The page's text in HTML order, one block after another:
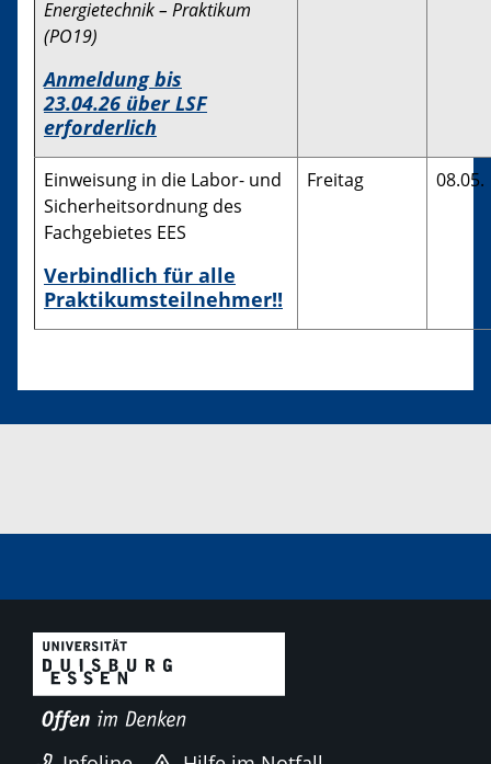
Energietechnik – Praktikum
(PO19)
Anmeldung bis
23.04.26 über LSF
erforderlich
Einweisung in die Labor- und
Sicherheitsordnung des
Fachgebietes EES
Verbindlich für alle
Praktikumsteilnehmer!!
Freitag 08.05.